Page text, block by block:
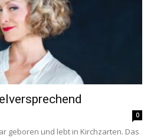
0
geboren und lebt in Kirchzarten. Das